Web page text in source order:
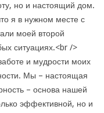
но и настоящий дом.
я в нужном месте с
моей второй
ситуациях.<br />
и мудрости моих
Мы – настоящая
– основа нашей
эффективной, но и